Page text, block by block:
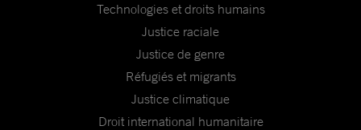
Technologies et droits humains
Justice raciale
Justice de genre
Réfugiés et migrants
Justice climatique
Droit international humanitaire